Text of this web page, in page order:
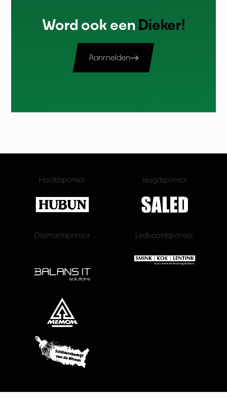
Word ook een Dieker!
Aanmelden
Hoofdsponsor Jeugdsponsor
Diamantsponsor Ledboardsponsor